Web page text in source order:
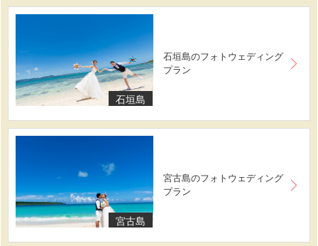
石垣島
石垣島のフォトウェディング
プラン
宮古島
宮古島のフォトウェディング
プラン